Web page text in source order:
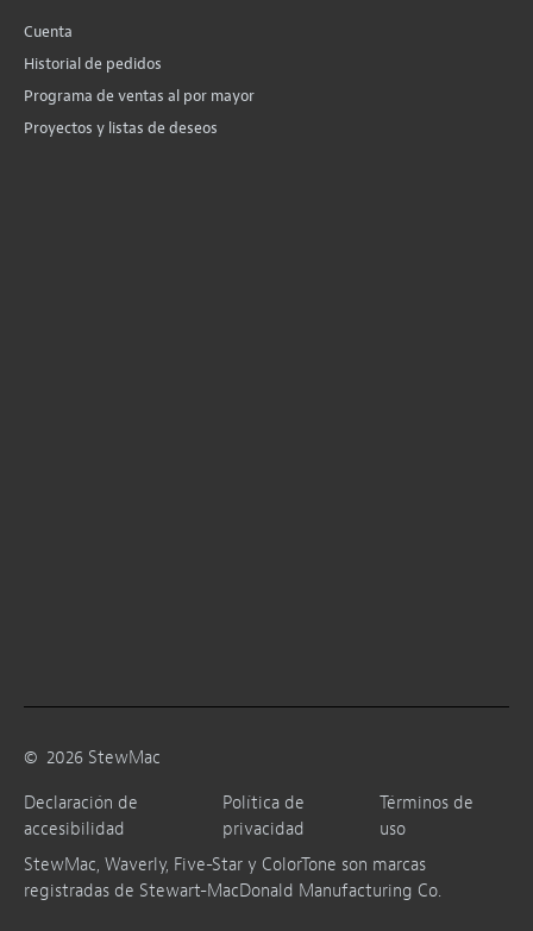
Cuenta
Historial de pedidos
Programa de ventas al por mayor
Proyectos y listas de deseos
© 2026 StewMac
Declaración de
accesibilidad
Política de
privacidad
Términos de
uso
StewMac, Waverly, Five-Star y ColorTone son marcas
registradas de Stewart-MacDonald Manufacturing Co.